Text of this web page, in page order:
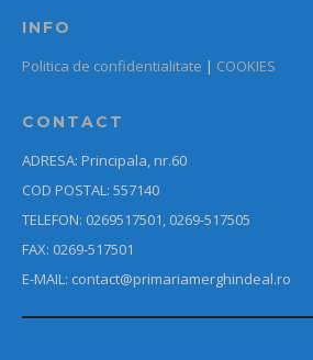
INFO
Politica de confidentialitate | COOKIES
CONTACT
ADRESA: Principala, nr.60
COD POSTAL: 557140
TELEFON: 0269517501, 0269-517505
FAX: 0269-517501
E-MAIL: contact@primariamerghindeal.ro